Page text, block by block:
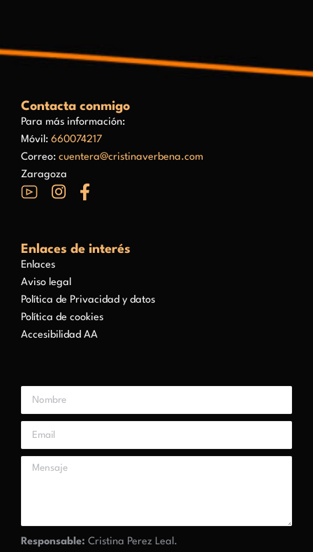
Contacta conmigo
Para más información:
Móvil: 660074217
Correo: cuentera@cristinaverbena.com
Zaragoza
Enlaces de interés
Enlaces
Aviso legal
Política de Privacidad y datos
Política de cookies
Accesibilidad AA
Responsable: Cristina Perez Leal.